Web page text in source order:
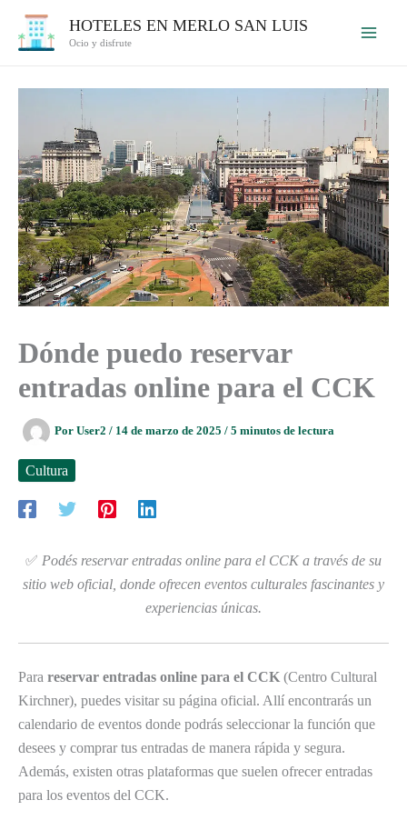
HOTELES EN MERLO SAN LUIS
Ocio y disfrute
Dónde puedo reservar
entradas online para el CCK
Por User2 / 14 de marzo de 2025 / 5 minutos de lectura
Cultura
✅ Podés reservar entradas online para el CCK a través de su
sitio web oficial, donde ofrecen eventos culturales fascinantes y
experiencias únicas.
Para reservar entradas online para el CCK (Centro Cultural
Kirchner), puedes visitar su página oficial. Allí encontrarás un
calendario de eventos donde podrás seleccionar la función que
desees y comprar tus entradas de manera rápida y segura.
Además, existen otras plataformas que suelen ofrecer entradas
para los eventos del CCK.